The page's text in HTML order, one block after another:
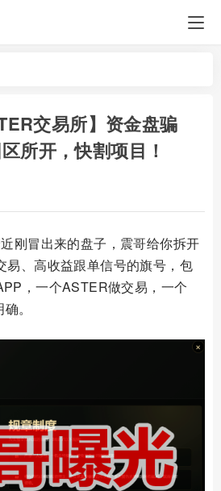
交易所】资金盘骗
所开，快割项目！
刚冒出来的盘子，震哥给你拆开
易、高收益跟单信号的旗号，包
，一个ASTER做交易，一个
。